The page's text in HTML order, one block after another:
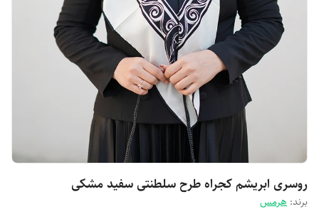
روسری ابریشم کجراه طرح سلطنتی سفید مشکی
برند: هرمس